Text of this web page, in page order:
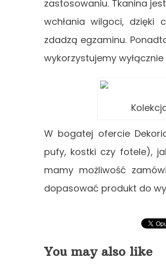
zastosowaniu. Tkanina
wchłania wilgoci, dzięki
zdadzą egzaminu.
wykorzystujemy
W bogatej ofercie
pufy, kostki czy fotele),
mamy możliwość
dopasować produkt do
You may also like